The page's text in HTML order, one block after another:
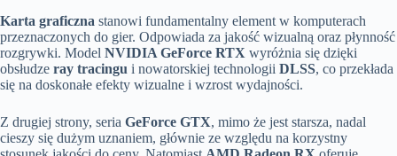
Karta graficzna stanowi fundamentalny element w komputerach
przeznaczonych do gier. Odpowiada za jakość wizualną oraz płynność
rozgrywki. Model NVIDIA GeForce RTX wyróżnia się dzięki
obsłudze ray tracingu i nowatorskiej technologii DLSS, co przekłada
się na doskonałe efekty wizualne i wzrost wydajności.
Z drugiej strony, seria GeForce GTX, mimo że jest starsza, nadal
cieszy się dużym uznaniem, głównie ze względu na korzystny